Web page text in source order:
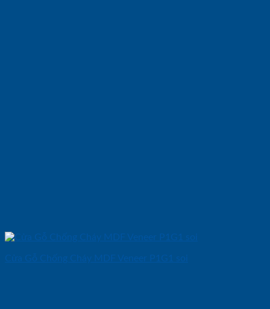
Cửa Gỗ Chống Cháy MDF Veneer P1G1 soi